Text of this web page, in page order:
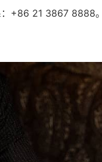
+86 21 3867 8888。